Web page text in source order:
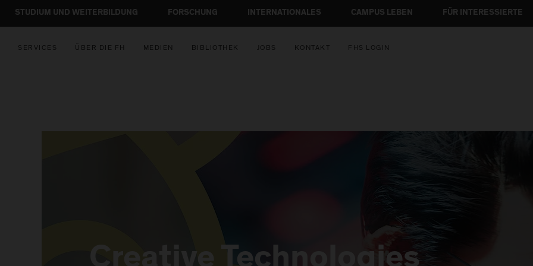
STUDIUM UND WEITERBILDUNG FORSCHUNG INTERNATIONALES CAMPUS LEBEN FÜR INTERESSIERTE
SERVICES ÜBER DIE FH MEDIEN BIBLIOTHEK JOBS KONTAKT FHS LOGIN